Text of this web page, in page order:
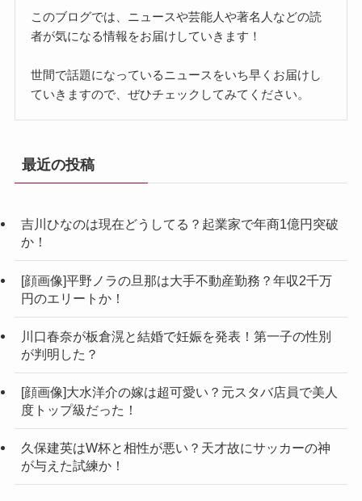
このブログでは、ニュースや芸能人や著名人などの読
者が気になる情報をお届けしていきます！
世間で話題になっているニュースをいち早くお届けし
ていきますので、ぜひチェックしてみてください。
最近の投稿
吉川ひなのは現在どうしてる？起業家で年商1億円突破
か！
[顔画像]平野ノラの旦那は大手不動産勤務？年収2千万
円のエリートか！
川口春奈が板倉滉と結婚で妊娠を発表！第一子の性別
が判明した？
[顔画像]大水洋介の嫁は超可愛い？元スタバ店員で美人
度トップ級だった！
久保建英はW杯と相性が悪い？天才故にサッカーの神
が与えた試練か！